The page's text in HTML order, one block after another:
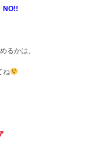
NO!!
るかは、
ね